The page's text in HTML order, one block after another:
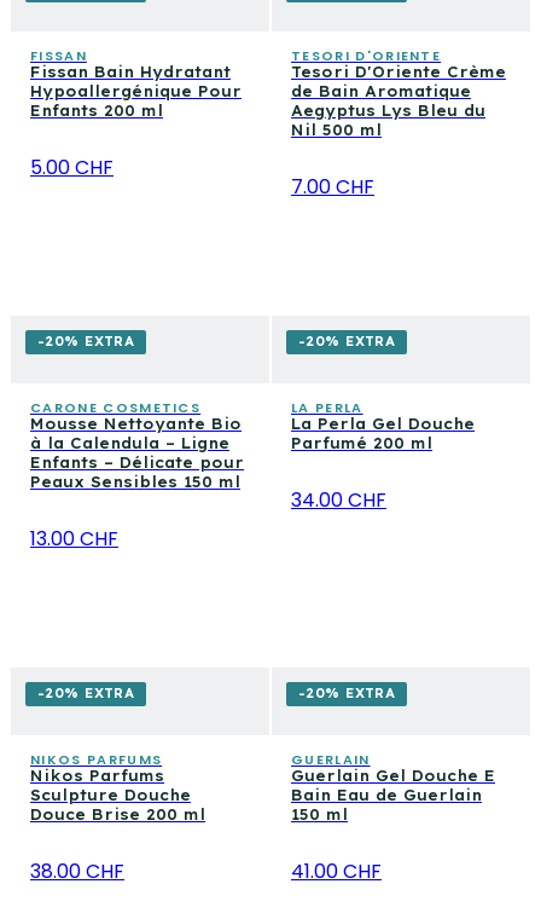
FISSAN
Fissan Bain Hydratant
Hypoallergénique Pour
Enfants 200 ml
5.00 CHF
TESORI D'ORIENTE
Tesori D'Oriente Crème
de Bain Aromatique
Aegyptus Lys Bleu du
Nil 500 ml
7.00 CHF
-20% EXTRA
CARONE COSMETICS
Mousse Nettoyante Bio
à la Calendula – Ligne
Enfants – Délicate pour
Peaux Sensibles 150 ml
13.00 CHF
-20% EXTRA
LA PERLA
La Perla Gel Douche
Parfumé 200 ml
34.00 CHF
-20% EXTRA
NIKOS PARFUMS
Nikos Parfums
Sculpture Douche
Douce Brise 200 ml
38.00 CHF
-20% EXTRA
GUERLAIN
Guerlain Gel Douche E
Bain Eau de Guerlain
150 ml
41.00 CHF